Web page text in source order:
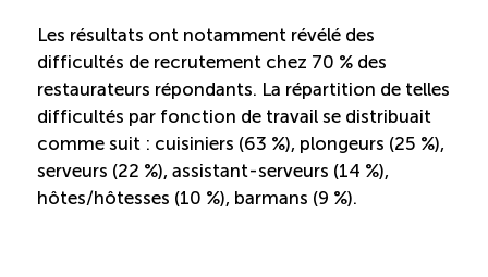
Les résultats ont notamment révélé des
difficultés de recrutement chez 70 % des
restaurateurs répondants. La répartition de telles
difficultés par fonction de travail se distribuait
comme suit : cuisiniers (63 %), plongeurs (25 %),
serveurs (22 %), assistant-serveurs (14 %),
hôtes/hôtesses (10 %), barmans (9 %).